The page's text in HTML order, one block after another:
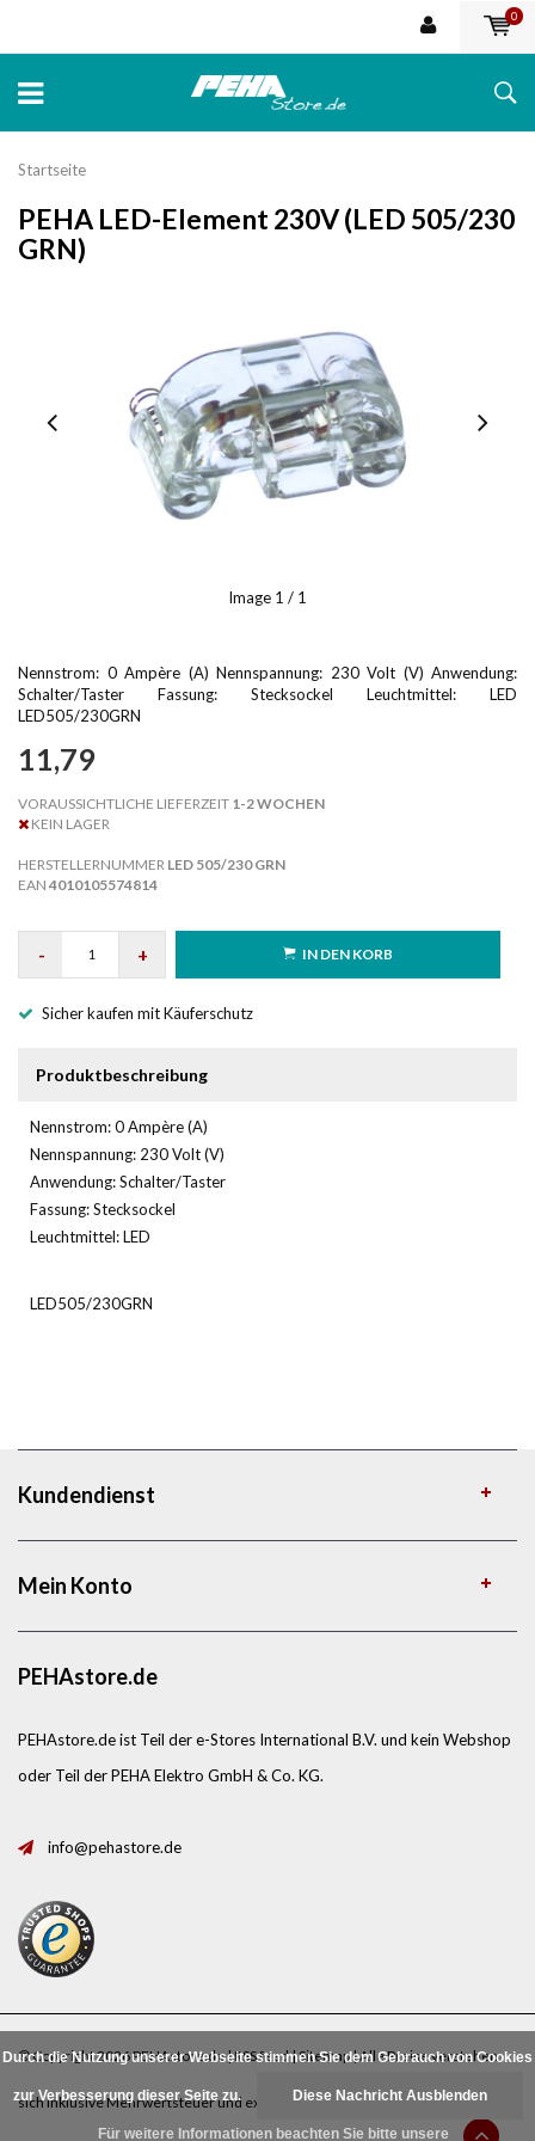
0
Startseite
PEHA LED-Element 230V (LED 505/230
GRN)
Image 1 / 1
Nennstrom: 0 Ampère (A) Nennspannung: 230 Volt (V) Anwendung:
Schalter/Taster Fassung: Stecksockel Leuchtmittel: LED
LED505/230GRN
11,79
VORAUSSICHTLICHE LIEFERZEIT 1-2 WOCHEN
KEIN LAGER
HERSTELLERNUMMER LED 505/230 GRN
EAN 4010105574814
- + IN DEN KORB
Sicher kaufen mit Käuferschutz
Produktbeschreibung
Nennstrom: 0 Ampère (A)
Nennspannung: 230 Volt (V)
Anwendung: Schalter/Taster
Fassung: Stecksockel
Leuchtmittel: LED
LED505/230GRN
Kundendienst
Mein Konto
PEHAstore.de
PEHAstore.de ist Teil der e-Stores International B.V. und kein Webshop
oder Teil der PEHA Elektro GmbH & Co. KG.
info@pehastore.de
© Copyright 2026 PEHAstore.de |RSS feed|Sitemap| Alle Preise verstehen
sich inklusive Mehrwertsteuer und exklusivePorto.
Durch die Nutzung unserer Webseite stimmen Sie dem Gebrauch von Cookies
zur Verbesserung dieser Seite zu. Diese Nachricht Ausblenden
Für weitere Informationen beachten Sie bitte unsere